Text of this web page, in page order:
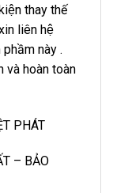
thay thế
liên hệ
này .
và hoàn toàn
PHÁT
– BẢO